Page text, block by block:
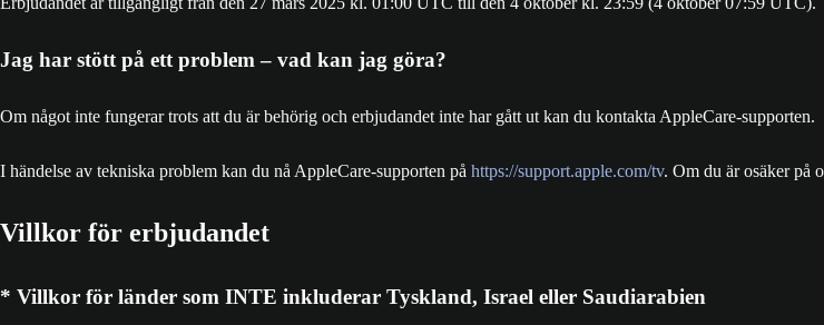
Jag har stött på ett problem – vad kan jag göra?
Om något inte fungerar trots att du är behörig och erbjudandet inte har gått ut kan du kontakta AppleCare-supporten.
I händelse av tekniska problem kan du nå AppleCare-supporten på https://support.apple.com/tv. Om du är osäker på
Villkor för erbjudandet
* Villkor för länder som INTE inkluderar Tyskland, Israel eller Saudiarabien